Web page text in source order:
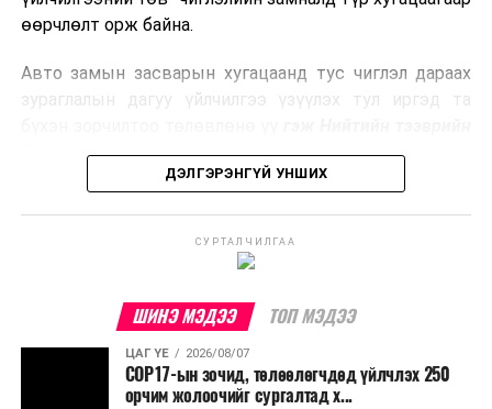
боловсруулах үйлдвэрүүдээр дулаан, цахилгаан
Ийнхүү лаг хатаах, шатаах технологийг лагийн
улсад өргөн ашиглаж байна.
өөрчлөлт орж байна.
Авто замын засварын хугацаанд тус чиглэл дараах
зураглалын дагуу үйлчилгээ үзүүлэх тул иргэд та
бодлогын газраас мэдээллээ.
ДЭЛГЭРЭНГҮЙ УНШИХ
СУРТАЛЧИЛГАА
ШИНЭ МЭДЭЭ ТОП МЭДЭЭ
ЦАГ ҮЕ 2026/08/07
COP17-ын зочид, төлөөлөгчдөд үйлчлэх 250
орчим жолоочийг сургалтад х...